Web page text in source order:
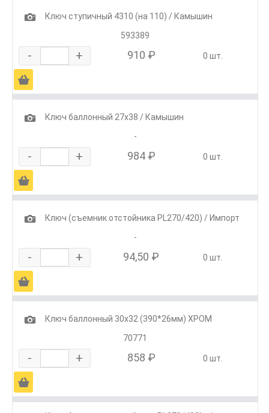
1
Ключ ступичный 4310 (на 110) / Камышин
593389
- + 910 ₽ 0 шт.
Ä
1
Ключ баллонный 27х38 / Камышин
-
- + 984 ₽ 0 шт.
Ä
1
Ключ (съемник отстойника PL270/420) / Импорт
-
- + 94,50 ₽ 0 шт.
Ä
1
Ключ баллонный 30х32 (390*26мм) ХРОМ
70771
- + 858 ₽ 0 шт.
Ä